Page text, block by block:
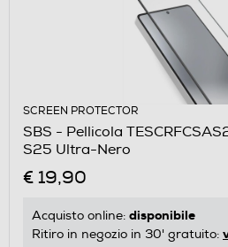
SCREEN PROTECTOR
SBS - Pellicola
S25 Ultra-Nero
€ 19,90
Acquisto online: disponibile
Ritiro in negozio in 30' gratuito: